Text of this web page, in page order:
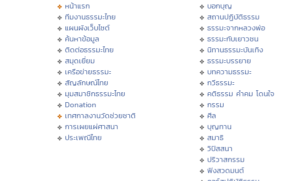
หน้าแรก
ทีมงานธรรมะไทย
แผนผังเว็บไซต์
ค้นหาข้อมูล
ติดต่อธรรมะไทย
สมุดเยี่ยม
เครือข่ายธรรมะ
สัญลักษณ์ไทย
มุมสมาชิกธรรมะไทย
Donation
เทศกาลงานวัดช่วยชาติ
การเผยแผ่ศาสนา
ประเพณีไทย
บอกบุญ
สถานปฏิบัติธรรม
ธรรมะจากหลวงพ่อ
ธรรมะกับเยาวชน
นิทานธรรมะบันเทิง
ธรรมะบรรยาย
บทความธรรมะ
กวีธรรมะ
คติธรรม คำคม โดนใจ
กรรม
ศีล
บุญทาน
สมาธิ
วิปัสสนา
ปริวาสกรรม
ฟังสวดมนต์